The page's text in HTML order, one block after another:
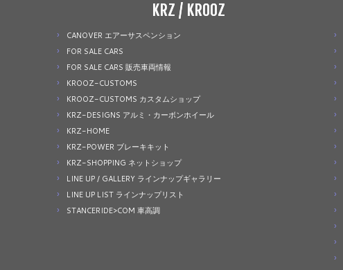
KRZ / KROOZ
CANOVER エアーサスペンション
FOR SALE CARS
FOR SALE CARS 販売車両情報
KROOZ-CUSTOMS
KROOZ-CUSTOMS カスタムショップ
KRZ-DESIGNS アルミ・カーボンホイール
KRZ-HOME
KRZ-POWER ブレーキキット
KRZ-SHOPPING ネットショップ
LINE UP / GALLERY ラインナップギャラリー
LINE UP LIST ラインナップリスト
STANCERIDE>COM 車高調